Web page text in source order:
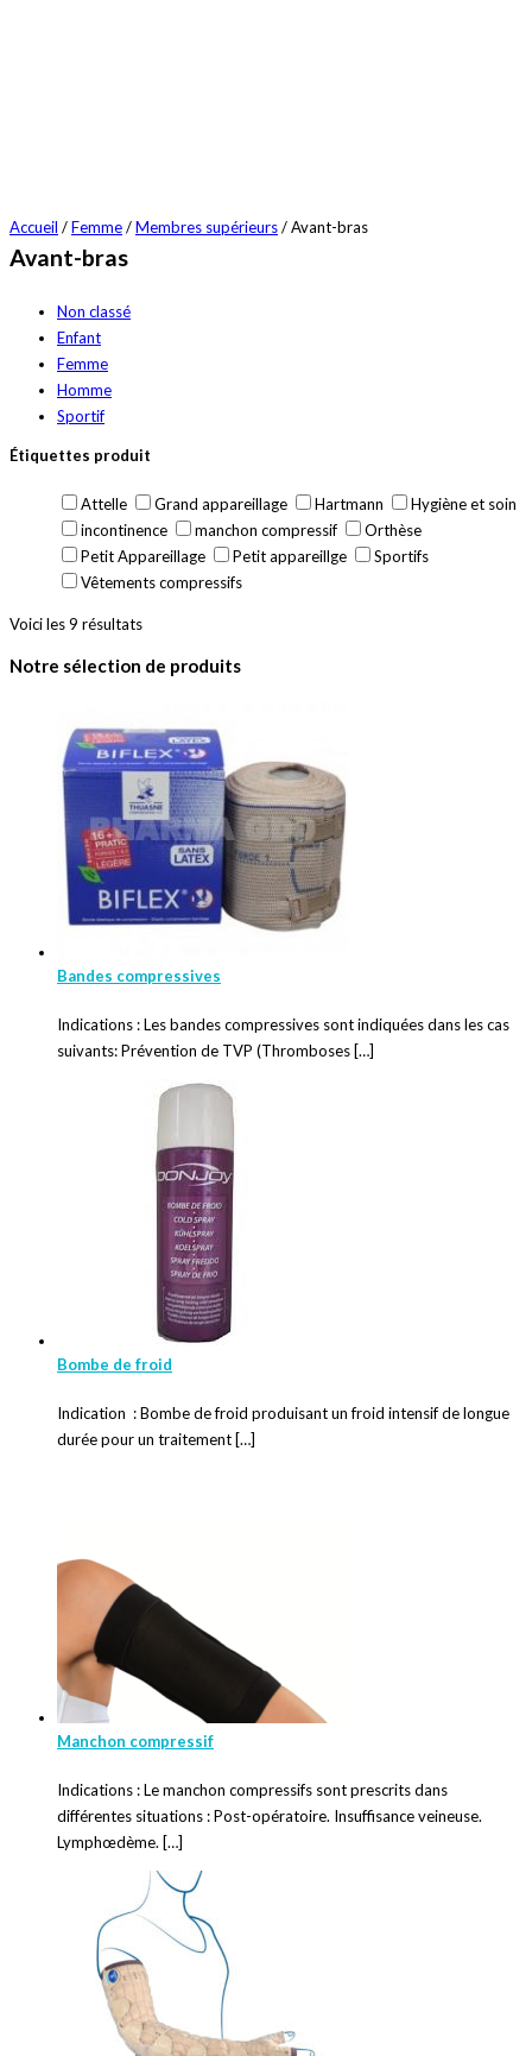
Accueil /Femme/Membres supérieurs/ Avant-bras
Avant-bras
Non classé
Enfant
Femme
Homme
Sportif
Étiquettes produit
Attelle Grand appareillage Hartmann
Hygiène et soin
incontinence
manchon compressif
Orthèse
Petit Appareillage
Petit appareillge
Sportifs
Vêtements compressifs
Voici les 9 résultats
Notre sélection de produits
Bandes compressives
Indications : Les bandes compressives sont indiquées dans les cas
suivants: Prévention de TVP (Thromboses […]
Bombe de froid
Indication : Bombe de froid produisant un froid intensif de longue
durée pour un traitement […]
Manchon compressif
Indications : Le manchon compressifs sont prescrits dans
différentes situations : Post-opératoire. Insuffisance veineuse.
Lymphœdème. […]